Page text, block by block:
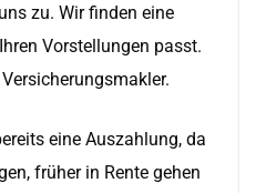
zu. Wir finden eine
Vorstellungen passt.
eine Auszahlung, da
früher in Rente gehen